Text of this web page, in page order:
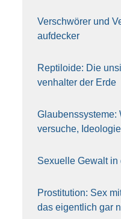
Ver­schwö­rer und
aufdecker
Rep­ti­lo­ide: Die
ven­hal­ter der Erde
ver­su­che,
Sexu­el­le Gewalt in
Pro­sti­tu­ti­on: Sex
das eigent­lich gar